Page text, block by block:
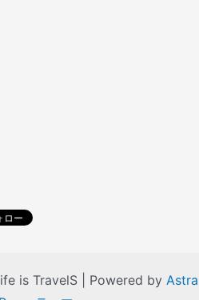
is TravelS | Powered by Astra